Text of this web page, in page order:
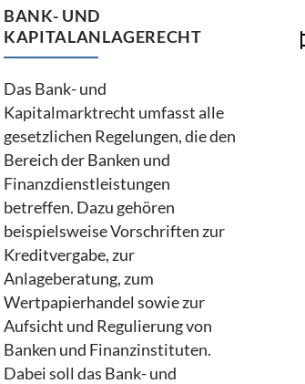
BANK- UND
KAPITALANLAGERECHT
Das Bank- und
Kapitalmarktrecht umfasst alle
gesetzlichen Regelungen, die den
Bereich der Banken und
Finanzdienstleistungen
betreffen. Dazu gehören
beispielsweise Vorschriften zur
Kreditvergabe, zur
Anlageberatung, zum
Wertpapierhandel sowie zur
Aufsicht und Regulierung von
Banken und Finanzinstituten.
Dabei soll das Bank- und